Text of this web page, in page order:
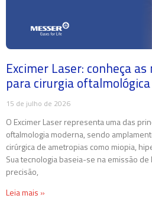
Excimer Laser: conheça
para cirurgia oftalmológica
15 de julho de 2026
O Excimer Laser representa uma das
oftalmologia moderna, sendo
cirúrgica de ametropias como miopia,
Sua tecnologia baseia-se na emissão
precisão,
Leia mais »